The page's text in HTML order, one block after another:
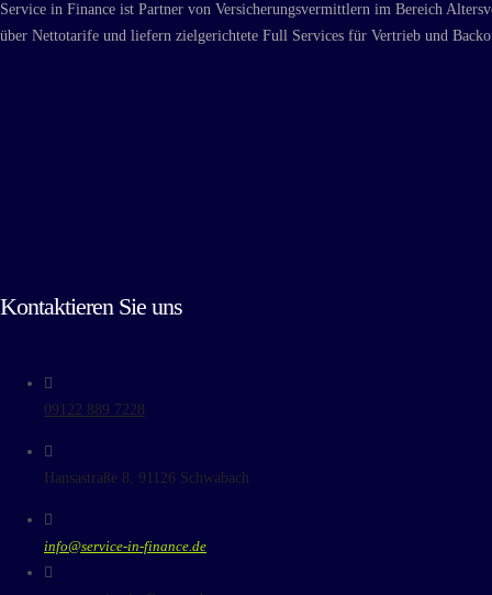
Service in Finance ist Partner von Versicherungsvermittlern im Bereich
über Nettotarife und liefern zielgerichtete Full Services für Vertrieb und
Kontaktieren Sie uns
09122 889 7228
Hansastraße 8, 91126 Schwabach
info@service-in-finance.de